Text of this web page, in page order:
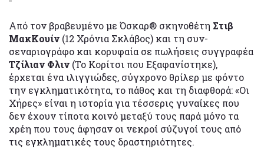
Από τον βραβευμένο με Όσκαρ® σκηνοθέτη Στιβ
ΜακΚουίν (12 Χρόνια Σκλάβος) και τη συν-
σεναριογράφο και κορυφαία σε πωλήσεις συγγραφέα
Τζίλιαν Φλιν (Το Κορίτσι που Εξαφανίστηκε),
έρχεται ένα ιλιγγιώδες, σύγχρονο θρίλερ με φόντο
την εγκληματικότητα, το πάθος και τη διαφθορά: «Οι
Χήρες» είναι η ιστορία για τέσσερις γυναίκες που
δεν έχουν τίποτα κοινό μεταξύ τους παρά μόνο τα
χρέη που τους άφησαν οι νεκροί σύζυγοί τους από
τις εγκληματικές τους δραστηριότητες.